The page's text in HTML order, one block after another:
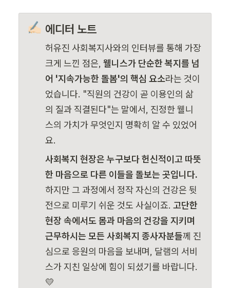
✍🏻 에디터 노트
허유진 사회복지사와의 인터뷰를 통해 가장
크게 느낀 점은, 웰니스가 단순한 복지를 넘
어 '지속가능한 돌봄'의 핵심 요소라는 것이
었습니다. "직원의 건강이 곧 이용인의 삶
의 질과 직결된다"는 말에서, 진정한 웰니
스의 가치가 무엇인지 명확히 알 수 있었어
요.
사회복지 현장은 누구보다 헌신적이고 따뜻
한 마음으로 다른 이들을 돌보는 곳입니다.
하지만 그 과정에서 정작 자신의 건강은 뒷
전으로 미루기 쉬운 것도 사실이죠. 고단한
현장 속에서도 몸과 마음의 건강을 지키며
근무하시는 모든 사회복지 종사자분들께 진
심으로 응원의 마음을 보내며, 달램의 서비
스가 지친 일상에 힘이 되셨기를 바랍니다.
💛